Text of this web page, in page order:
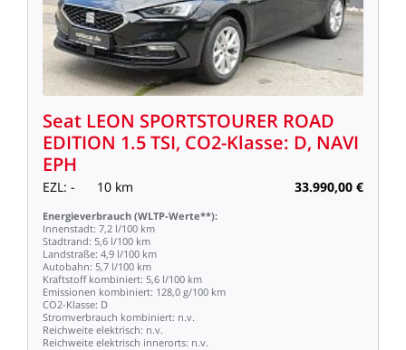
Seat LEON SPORTSTOURER ROAD
EDITION 1.5TSI, CO2-Klasse: D, NAVI
EPH
EZL: - 10 km 33.990,00 €
Energieverbrauch (WLTP-Werte**):
Innenstadt: 7,2 l/100 km
Stadtrand: 5,6 l/100 km
Landstraße: 4,9 l/100 km
Autobahn: 5,7 l/100 km
Kraftstoff kombiniert: 5,6 l/100 km
Emissionen kombiniert: 128,0 g/100 km
CO2-Klasse: D
Stromverbrauch kombiniert: n.v.
Reichweite elektrisch: n.v.
Reichweite elektrisch innerorts: n.v.